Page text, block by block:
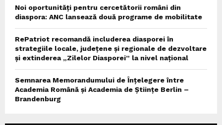
Noi oportunități pentru cercetătorii români din
diaspora: ANC lansează două programe de mobilitate
RePatriot recomandă includerea diasporei în
strategiile locale, județene și regionale de dezvoltare
și extinderea „Zilelor Diasporei” la nivel național
Semnarea Memorandumului de Înțelegere între
Academia Română și Academia de Științe Berlin –
Brandenburg